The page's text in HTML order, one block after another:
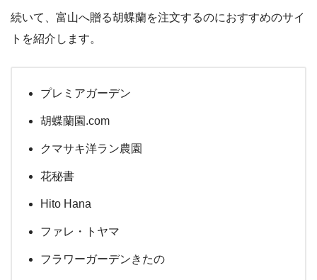
続いて、富山へ贈る胡蝶蘭を注文するのにおすすめのサイ
トを紹介します。
プレミアガーデン
胡蝶蘭園.com
クマサキ洋ラン農園
花秘書
Hito Hana
ファレ・トヤマ
フラワーガーデンきたの